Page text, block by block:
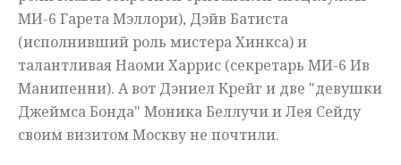
МИ-6 Гарета Мэллори), Дэйв Батиста
(исполнивший роль мистера Хинкса) и
талантливая Наоми Харрис (секретарь МИ-6 Ив
Манипенни). А вот Дэниел Крейг и две "девушки
Джеймса Бонда" Моника Беллучи и Лея Сейду
своим визитом Москву не почтили.